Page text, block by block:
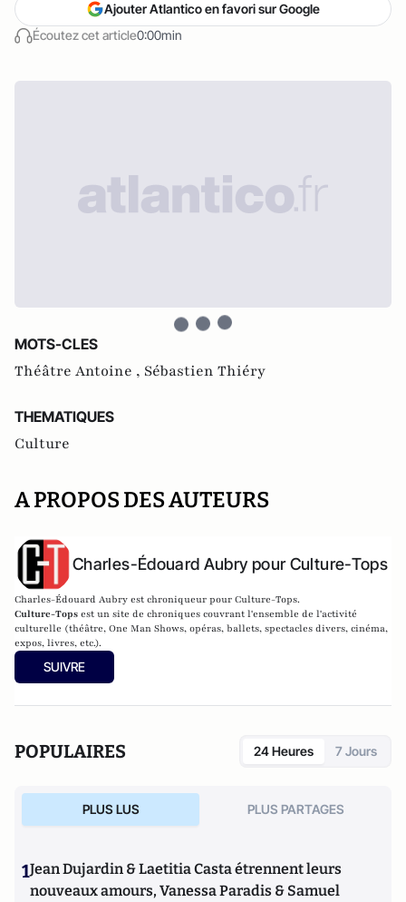
Écoutez cet article0:00min
Ajouter Atlantico en favori sur Google
MOTS-CLES
Théâtre Antoine , Sébastien Thiéry
THEMATIQUES
Culture
A PROPOS DES AUTEURS
Charles-Édouard Aubry pour Culture-Tops
Charles-Édouard Aubry est chroniqueur pour Culture-Tops.
Culture-Tops est un site de chroniques couvrant l'ensemble de l'activité
culturelle (théâtre, One Man Shows, opéras, ballets, spectacles divers, cinéma,
expos, livres, etc.).
SUIVRE
POPULAIRES 24 Heures 7 Jours
PLUS LUS PLUS PARTAGES
1Jean Dujardin & Laetitia Casta étrennent leurs
nouveaux amours, Vanessa Paradis & Samuel